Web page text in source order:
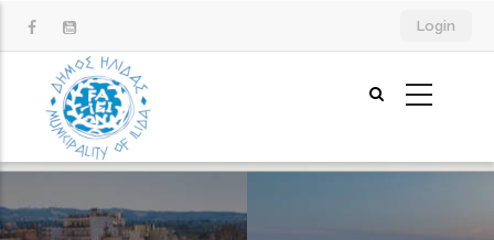
προς
περιεχόμενο
Login